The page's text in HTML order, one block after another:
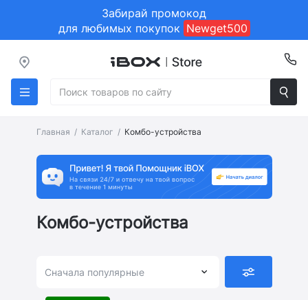
Забирай промокод
для любимых покупок Newget500
Главная Каталог Комбо-устройства
Комбо-устройства
Сначала популярные